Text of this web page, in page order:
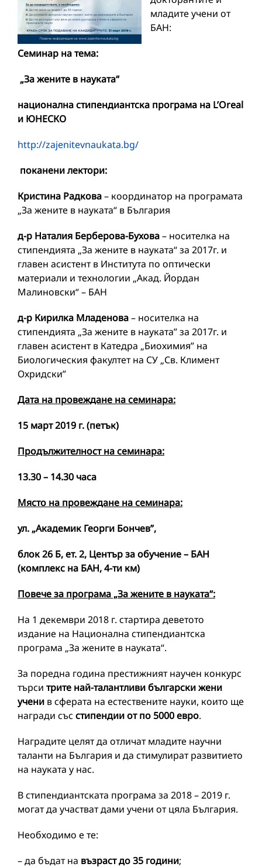
младите учени от
БАН:
Семинар на тема:
„За жените в науката“
национална стипендиантска програма на L’Oreal
и ЮНЕСКО
http://zajenitevnaukata.bg/
поканени лектори:
Кристина Радкова– координатор на програмата
„За жените в науката“ в България
д-р Наталия Берберова-Бухова– носителка на
стипендията „За жените в науката“ за 2017г. и
главен асистент в Института по оптически
материали и технологии „Акад. Йордан
Малиновски“ – БАН
д-р Кирилка Младенова– носителка на
стипендията „За жените в науката” за 2017г. и
главен асистент в Катедра „Биохимия” на
Биологическия факултет на СУ „Св. Климент
Охридски”
Дата на провеждане на семинара:
15 март 2019 г. (петък)
Продължителност на семинара:
13.30 – 14.30 часа
Място на провеждане на семинара:
ул. „Академик Георги Бончев”,
блок 26 Б, ет. 2, Център за обучение – БАН
(комплекс на БАН, 4-ти км)
Повече за програма „За жените в науката“:
На 1 декември 2018 г. стартира деветото
издание на Национална стипендиантска
програма „За жените в науката“.
За поредна година престижният научен конкурс
търси трите най-талантливи български жени
учени в сферата на естествените науки, които ще
награди със стипендии от по 5000 евро.
Наградите целят да отличат младите научни
таланти на България и да стимулират развитието
на науката у нас.
В стипендиантската програма за 2018 – 2019 г.
могат да участват дами учени от цяла България.
Необходимо е те:
– да бъдат на възраст до 35 години;